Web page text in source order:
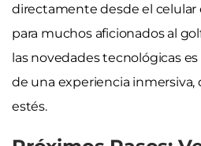
directamente desde el celular
para muchos aficionados al
las novedades tecnológicas
de una experiencia inmersiva,
estés.